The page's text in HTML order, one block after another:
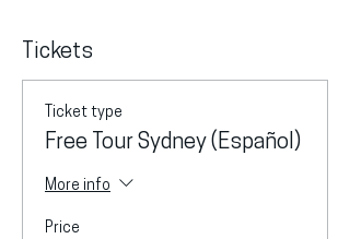
Tickets
Ticket type
Free Tour Sydney (Español)
More info
Price